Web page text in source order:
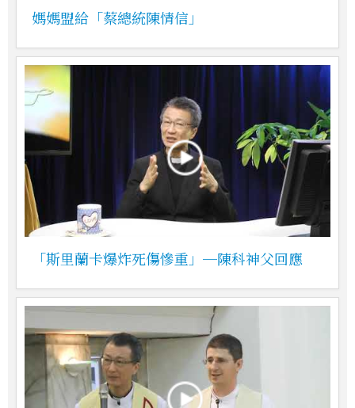
媽媽盟給「蔡總統陳情信」
「斯里蘭卡爆炸死傷慘重」─陳科神父回應